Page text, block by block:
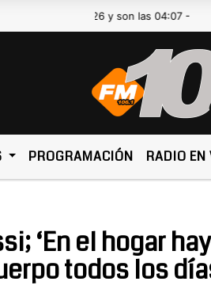
de 2026 y son las 04:07 -
PROGRAMACIÓN RADIO EN
‘En el hogar
todos los